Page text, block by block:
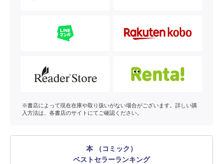
※書店によって現在在庫や取り扱いがない場合がございます。詳しい購
入方法は、各書店のサイトにてご確認ください。
本 （コミック）
ベストセラーランキング